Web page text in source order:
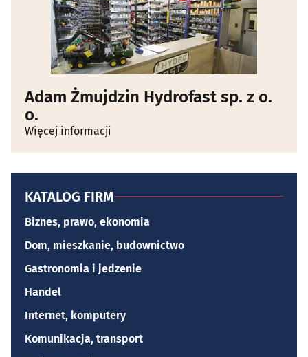
Adam Żmujdzin Hydrofast sp. z o.
o.
Więcej informacji
KATALOG FIRM
Biznes, prawo, ekonomia
Dom, mieszkanie, budownictwo
Gastronomia i jedzenie
Handel
Internet, komputery
Komunikacja, transport